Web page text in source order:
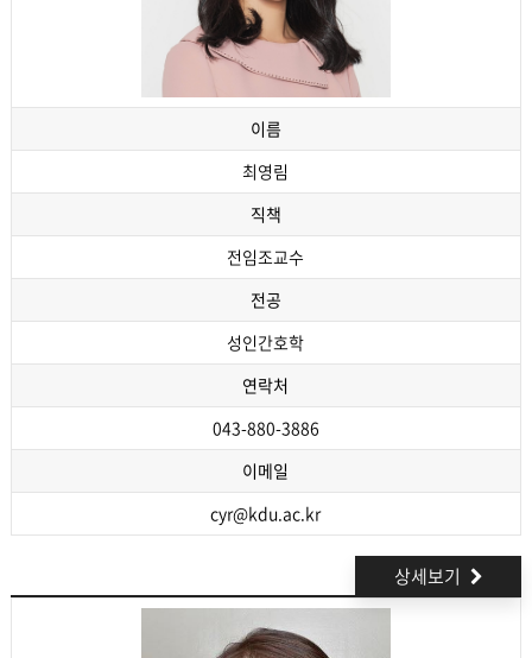
이름
최영림
직책
전임조교수
전공
성인간호학
연락처
043-880-3886
이메일
cyr@kdu.ac.kr
상세보기